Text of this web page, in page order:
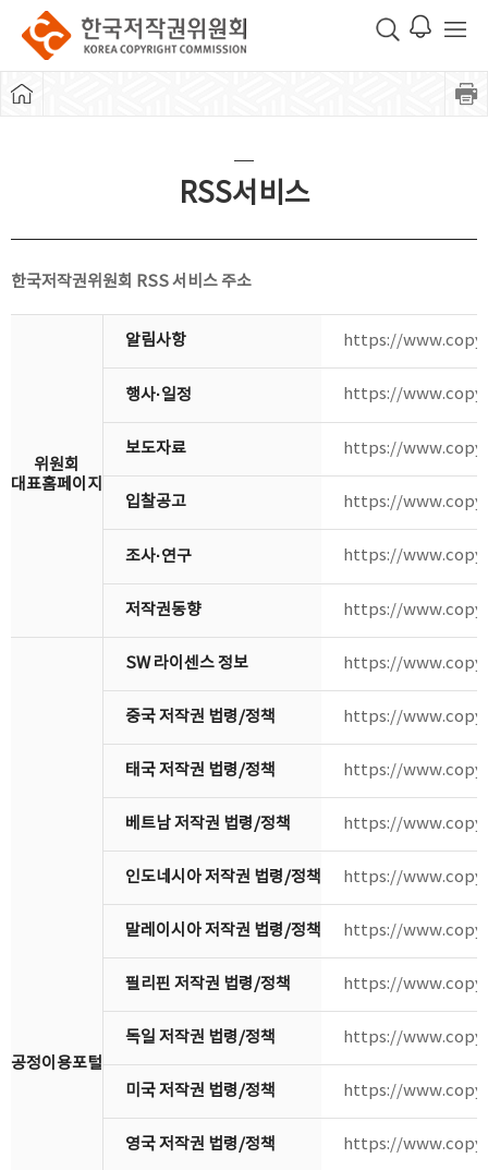
RSS서비스
한국저작권위원회 RSS 서비스 주소
위원회
대표홈페이지
알림사항 https://
행사·일정 https://
보도자료 https://
입찰공고 https://
조사·연구 https://
저작권동향 https://
공정이용포털
SW 라이센스 정보 https://
중국 저작권 법령/정책 https://
태국 저작권 법령/정책 https://
베트남 저작권 법령/정책 https://
인도네시아 저작권 법령/정책 https://
말레이시아 저작권 법령/정책 https://
필리핀 저작권 법령/정책 https://
독일 저작권 법령/정책 https://
미국 저작권 법령/정책 https://
영국 저작권 법령/정책 https://